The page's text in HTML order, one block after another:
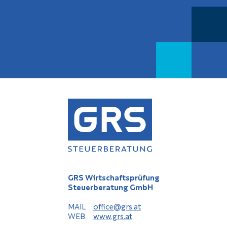
GRS Wirtschaftsprüfung
Steuerberatung GmbH
MAIL
office@grs.at
WEB www.grs.at